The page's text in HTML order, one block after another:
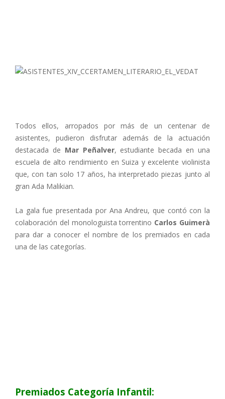
Todos ellos, arropados por más de un centenar de
asistentes, pudieron disfrutar además de la actuación
destacada de Mar Peñalver, estudiante becada en una
escuela de alto rendimiento en Suiza y excelente violinista
que, con tan solo 17 años, ha interpretado piezas junto al
gran Ada Malikian.
La gala fue presentada por Ana Andreu, que contó con la
colaboración del monologuista torrentino Carlos Guimerà
para dar a conocer el nombre de los premiados en cada
una de las categorías.
Premiados Categoría Infantil: